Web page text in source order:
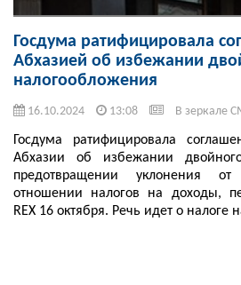
Госдума ратифицировала
Абхазией об избежании
налогообложения
16.10.2024 13:08 В зеркале
Госдума ратифицировала
Абхазии об избежании
предотвращении уклонения
отношении налогов на доходы,
REX 16 октября. Речь идет о налоге